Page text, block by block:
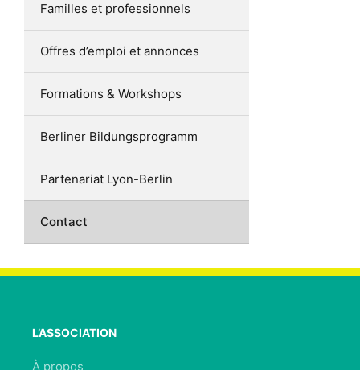
Familles et professionnels
Offres d’emploi et annonces
Formations & Workshops
Berliner Bildungsprogramm
Partenariat Lyon-Berlin
Contact
L’ASSOCIATION
À propos